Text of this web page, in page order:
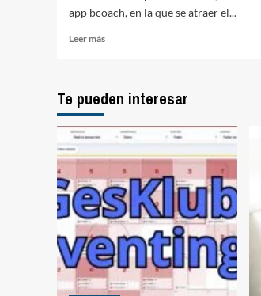
app bcoach, en la que se atraer el...
Leer másLeer
y
lado
débil
Te pueden interesar